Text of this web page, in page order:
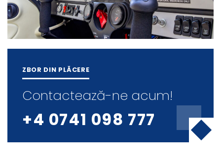
ZBOR DIN PLĂCERE
Contactează-ne acum!
+4 0741 098 777